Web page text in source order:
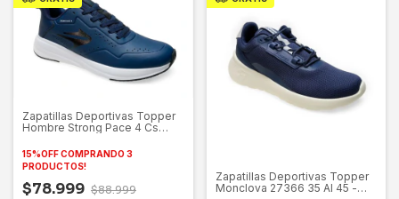
Zapatillas Deportivas Topper
Hombre Strong Pace 4 Cs
15%OFF COMPRANDO 3
PRODUCTOS!
$78.999 $88.999
Zapatillas Deportivas Topper
Monclova 27366 35 Al 45 -